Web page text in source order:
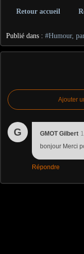
Retour accueil
Publié dans : #Humour,
Ajouter
G GMOT Gilbert
bonjour Merci
Répondre